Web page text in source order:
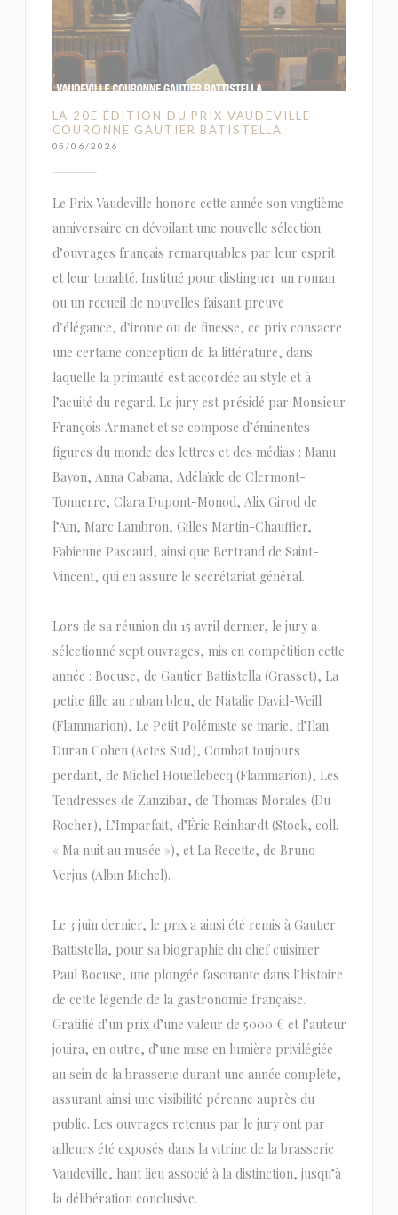
LA 20E ÉDITION DU PRIX VAUDEVILLE
COURONNE GAUTIER BATISTELLA
05/06/2026
Le Prix Vaudeville honore cette année son vingtième
anniversaire en dévoilant une nouvelle sélection
d’ouvrages français remarquables par leur esprit
et leur tonalité. Institué pour distinguer un roman
ou un recueil de nouvelles faisant preuve
d’élégance, d’ironie ou de finesse, ce prix consacre
une certaine conception de la littérature, dans
laquelle la primauté est accordée au style et à
l’acuité du regard. Le jury est présidé par Monsieur
François Armanet et se compose d’éminentes
figures du monde des lettres et des médias : Manu
Bayon, Anna Cabana, Adélaïde de Clermont-
Tonnerre, Clara Dupont-Monod, Alix Girod de
l’Ain, Marc Lambron, Gilles Martin-Chauffier,
Fabienne Pascaud, ainsi que Bertrand de Saint-
Vincent, qui en assure le secrétariat général.
Lors de sa réunion du 15 avril dernier, le jury a
sélectionné sept ouvrages, mis en compétition cette
année : Bocuse, de Gautier Battistella (Grasset), La
petite fille au ruban bleu, de Natalie David-Weill
(Flammarion), Le Petit Polémiste se marie, d’Ilan
Duran Cohen (Actes Sud), Combat toujours
perdant, de Michel Houellebecq (Flammarion), Les
Tendresses de Zanzibar, de Thomas Morales (Du
Rocher), L’Imparfait, d’Éric Reinhardt (Stock, coll.
« Ma nuit au musée »), et La Recette, de Bruno
Verjus (Albin Michel).
Le 3 juin dernier, le prix a ainsi été remis à Gautier
Battistella, pour sa biographie du chef cuisinier
Paul Bocuse, une plongée fascinante dans l’histoire
de cette légende de la gastronomie française.
Gratifié d’un prix d’une valeur de 5000 € et l’auteur
jouira, en outre, d’une mise en lumière privilégiée
au sein de la brasserie durant une année complète,
assurant ainsi une visibilité pérenne auprès du
public. Les ouvrages retenus par le jury ont par
ailleurs été exposés dans la vitrine de la brasserie
Vaudeville, haut lieu associé à la distinction, jusqu’à
la délibération conclusive.